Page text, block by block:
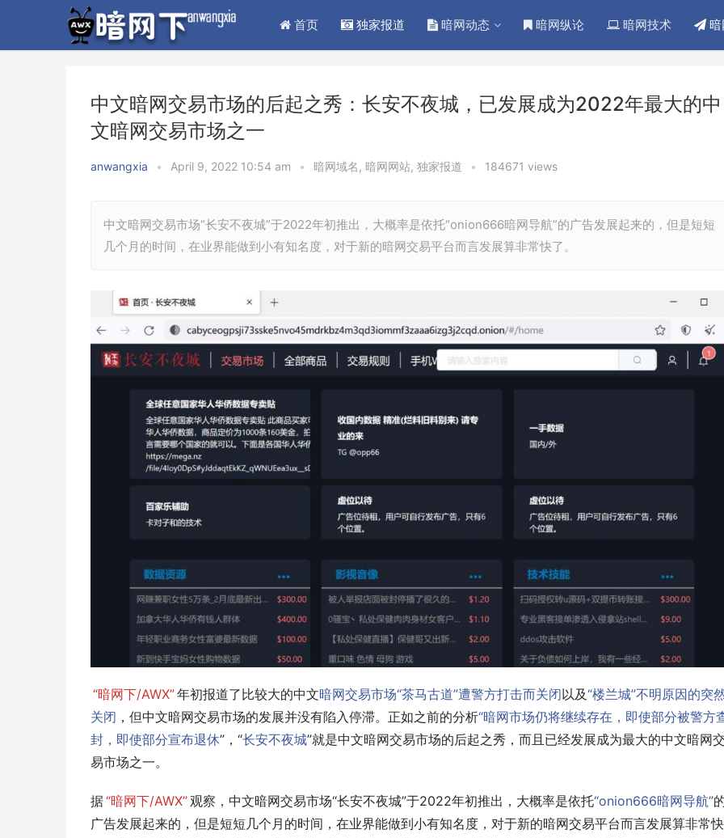
首页 独家报道 暗网动态 暗网纵论 暗网技术
中文暗网交易市场的后起之秀：长安不夜城，已发展成为2022年最大的中
文暗网交易市场之一
anwangxia • April 9, 2022 10:54 am • 暗网域名 , 暗网网站, 独家报道 • 184671 views
中文暗网交易市场“长安不夜城”于2022年初推出，大概率是依托“onion666暗网导航”的广告发展起来的，但是短短
几个月的时间，在业界能做到小有知名度，对于新的暗网交易平台而言发展算非常快了。
“暗网下/AWX”年初报道了比较大的中文暗网交易市场“茶马古道”遭警方打击而关闭以及“楼兰城”不明原因的突
关闭 ，但中文暗网交易市场的发展并没有陷入停滞。正如之前的分析“暗网市场仍将继续存在，即使部分被警方
封，即使部分宣布退休”，“长安不夜城”就是中文暗网交易市场的后起之秀，而且已经发展成为最大的中文暗网
易市场之一。
据“暗网下/AWX”观察，中文暗网交易市场“长安不夜城”于2022年初推出，大概率是依托“onion666暗网导航”
广告发展起来的，但是短短几个月的时间，在业界能做到小有知名度，对于新的暗网交易平台而言发展算非常快